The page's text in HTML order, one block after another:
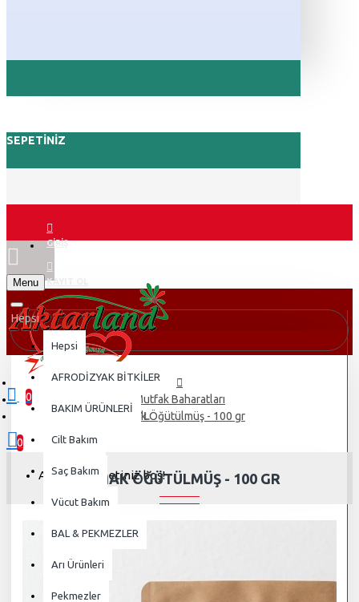
SEPETINIZ
GIRIŞ
KAYIT OL
Menu
0
0 ürün - 0,00TL
0
Alışveriş sepetiniz boş!
Hepsi
Hepsi
AFRODİZYAK BİTKİLER
BAKIM ÜRÜNLERİ
Cilt Bakım
Saç Bakım
Vücut Bakım
BAL & PEKMEZLER
Arı Ürünleri
Pekmezler
Mutfak Baharatları
Sumak Öğütülmüş - 100 gr
SUMAK ÖĞÜTÜLMÜŞ - 100 GR